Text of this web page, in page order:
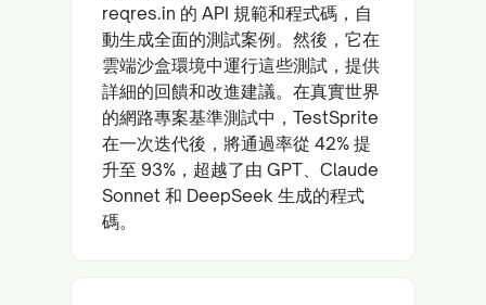
reqres.in 的 API 規範和程式碼，自
動生成全面的測試案例。然後，它在
雲端沙盒環境中運行這些測試，提供
詳細的回饋和改進建議。在真實世界
的網路專案基準測試中，TestSprite
在一次迭代後，將通過率從 42% 提
升至 93%，超越了由 GPT、Claude
Sonnet 和 DeepSeek 生成的程式
碼。